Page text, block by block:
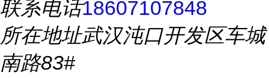
联系电话18607107848
所在地址武汉沌口开发区车城
南路83#